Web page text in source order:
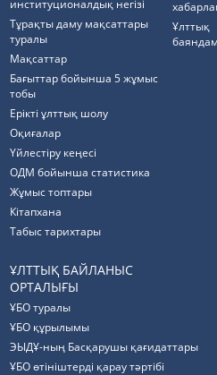
институционалдық негізі
Тұрақты даму мақсаттары
туралы
Мақсаттар
Бағыттар бойынша 5 жұмыс
тобы
Ерікті ұлттық шолу
Оқиғалар
Үйлестіру кеңесі
ОДМ бойынша статистика
Жұмыс топтары
Кітапхана
Табыс тарихтары
Ұлттық
ҰЛТТЫҚ БАЙЛАНЫС
ОРТАЛЫҒЫ
ҰБО туралы
ҰБО құрылымы
ЭЫДҰ-ның Басқарушы қағидаттары
ҰБО өтініштерді қарау тәртібі